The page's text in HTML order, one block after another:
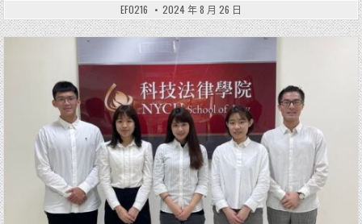
EF0216 2024 年 8 月 26 日
Posted in